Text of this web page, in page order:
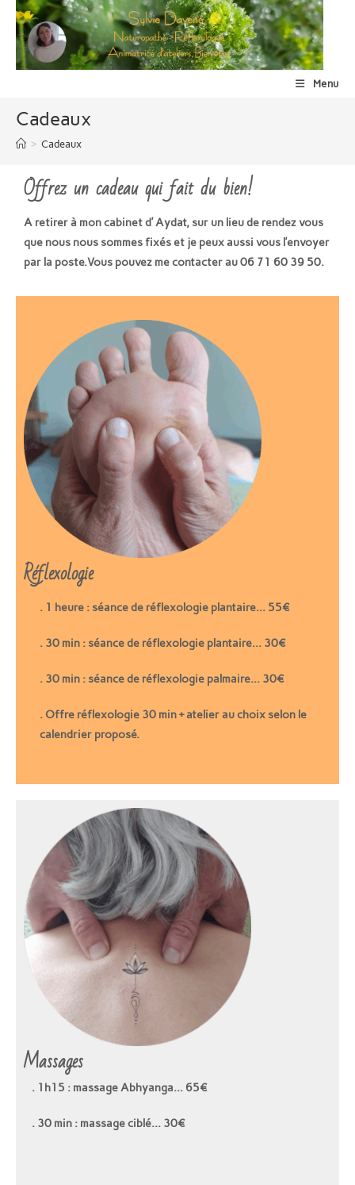
Skip
content
Menu
Cadeaux
> Cadeaux
Offrez un cadeau qui fait du bien!
A retirer à mon cabinet d’ Aydat, sur un lieu de rendez vous
que nous nous sommes fixés et je peux aussi vous l’envoyer
par la poste.Vous pouvez me contacter au 06 71 60 39 50.
Réflexologie
. 1 heure : séance de réflexologie plantaire… 55€
. 30 min : séance de réflexologie plantaire… 30€
. 30 min : séance de réflexologie palmaire… 30€
. Offre réflexologie 30 min + atelier au choix selon le
calendrier proposé.
Massages
. 1h15 : massage Abhyanga… 65€
. 30 min : massage ciblé… 30€